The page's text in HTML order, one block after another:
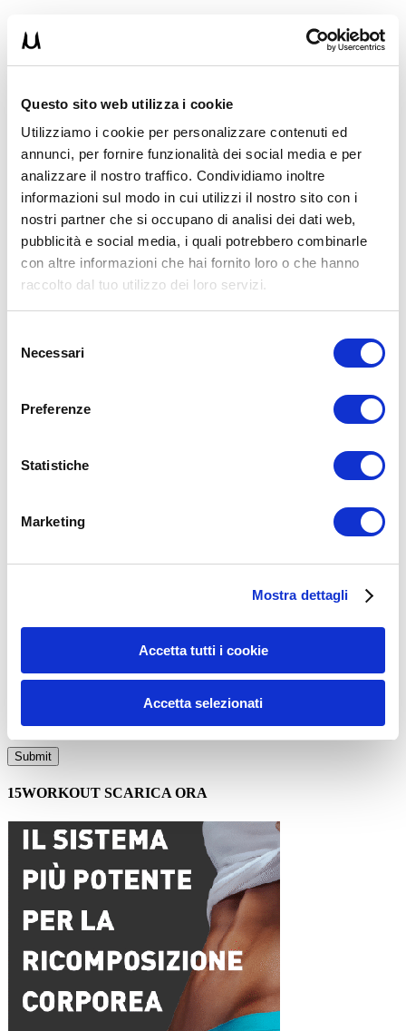
Questo sito web utilizza i cookie
Utilizziamo i cookie per personalizzare contenuti ed
annunci, per fornire funzionalità dei social media e per
analizzare il nostro traffico. Condividiamo inoltre
informazioni sul modo in cui utilizzi il nostro sito con i
nostri partner che si occupano di analisi dei dati web,
pubblicità e social media, i quali potrebbero combinarle
con altre informazioni che hai fornito loro o che hanno
raccolto dal tuo utilizzo dei loro servizi.
delNecessari
Preferenze
Statistiche
Marketing
Mostra dettagli
Accetta tutti i cookie
Accetta selezionati
www.instagram.com/lorenzomortaruolo_chinesiologo/
PaginaFacebook:www.facebook.com/profile.php?
id=100091688058084
www.youtube.com/channel/
>>>LEGGI I MIEI ARTICOLI
Condividi:
training
Lorenzo
Mortaruolopubmed
ADD COMMENT
Sito web
15WORKOUT SCARICA ORA